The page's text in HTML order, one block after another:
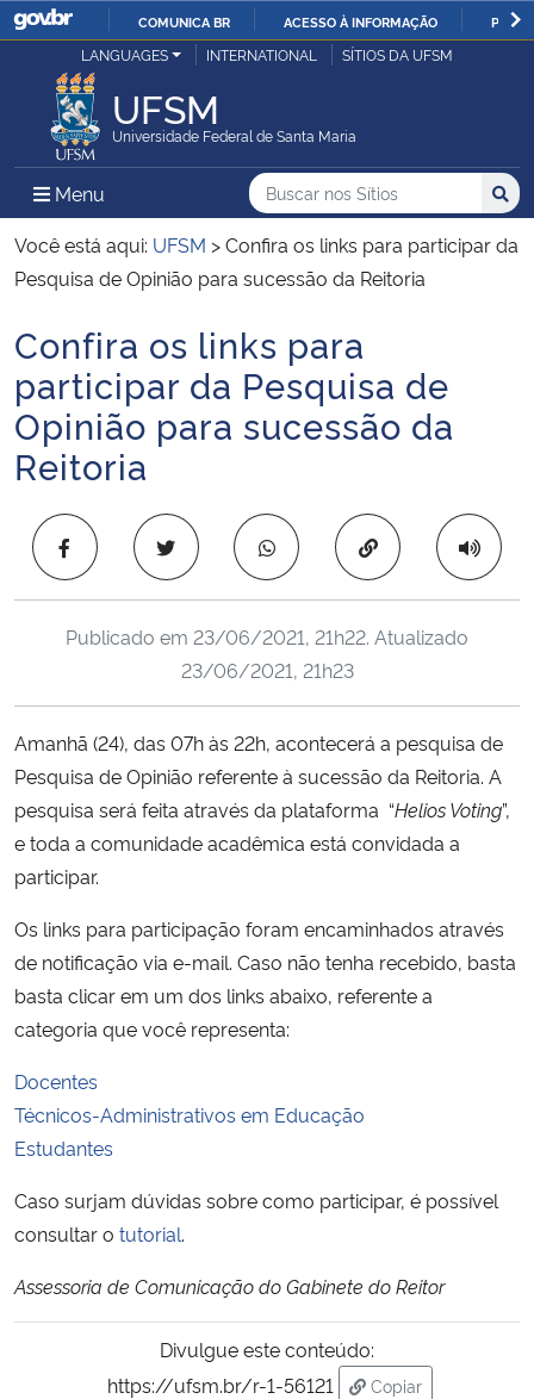
IR
COMUNICA BR ACESSO À INFORMAÇÃO
Ministério da Justiça e Segurança Pública
Ministério da Defesa
Ministério das Relações Exteriores
Ministério da Infraestrutura
Ministério da Agricultura, Pecuária e Abastecimento
Ministério da Cidadania
Ministério de Minas e Energia
Ministério da Ciência, Tecnologia, Inovações e Comunicações
Ministério do Meio Ambiente
Ministério do Turismo
Ministério do Desenvolvimento Regional
Controladoria-Geral da União
Secretaria-Geral
Gabinete de Segurança Institucional
Banco Central do Brasil
LANGUAGES INTERNATIONAL SÍTIOS DA UFSM
UFSM
Universidade Federal de Santa Maria
Menu Menu Principal do Sítio
Busca
Buscar no nos Sítios
Busca:
Você está aqui: UFSM >Confira os links para participar da
Pesquisa de Opinião para sucessão da Reitoria
Início do conteúdo
Confira os links para
participar da Pesquisa de
Opinião para sucessão da
Reitoria
Copiar para área
Publicado em 23/06/2021, 21h22. Atualizado
23/06/2021, 21h23
Amanhã (24), das 07h às 22h, acontecerá a pesquisa de
Pesquisa de Opinião referente à sucessão da Reitoria. A
pesquisa será feita através da plataforma “Helios Voting”,
e toda a comunidade acadêmica está convidada a
participar.
Os links para participação foram encaminhados através
de notificação via e-mail. Caso não tenha recebido, basta
basta clicar em um dos links abaixo, referente a
categoria que você representa:
Docentes
Técnicos-Administrativos em Educação
Estudantes
Caso surjam dúvidas sobre como participar, é possível
consultar o tutorial.
Assessoria de Comunicação do Gabinete do Reitor
Divulgue este conteúdo:
https://ufsm.br/r-1-56121
Copiar